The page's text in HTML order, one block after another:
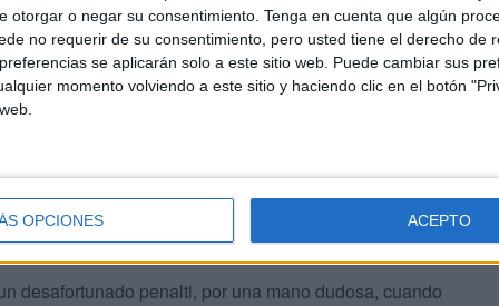
otorgar o negar su consentimiento. Tenga en cuenta que algún
no requerir de su consentimiento, pero usted tiene el derecho de
se aplicarán solo a este sitio web. Puede cambiar sus
momento volviendo a este sitio y haciendo clic en el botón
OPCIONES ACEPTO
mejores selecciones del torneo, barrieron a 'Les
pero fallaron todas las ocasiones que generaron, que
desafortunado penalti, por una mano dudosa, cuando